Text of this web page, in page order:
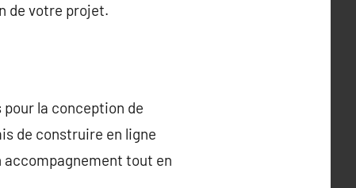
de votre projet.
la conception de
de construire en ligne
accompagnement tout en